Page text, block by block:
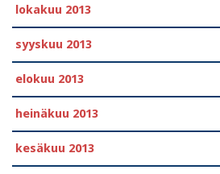
lokakuu 2013
syyskuu 2013
elokuu 2013
heinäkuu 2013
kesäkuu 2013